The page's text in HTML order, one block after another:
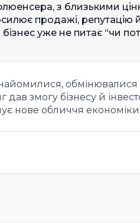
з близькими
продажі, репутацію
уже не питає “чи
дав змогу бізнесу й
нове обличчя економіки